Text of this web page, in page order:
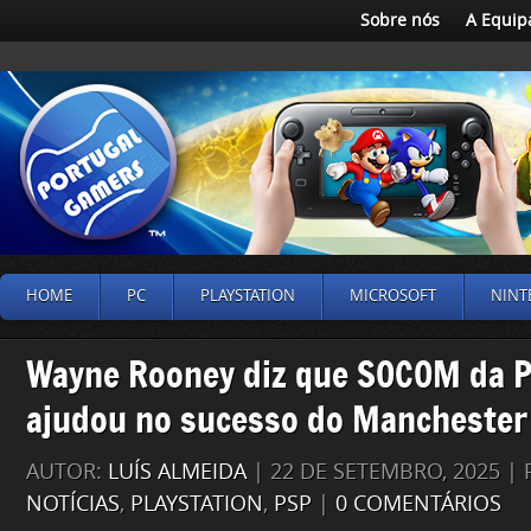
Sobre nós A
HOME PC PLAYSTATION MICROSOFT
Wayne Rooney diz que SOCOM da
ajudou no sucesso do
AUTOR: LUÍS ALMEIDA| 22 DE SETEMBRO, 2025 |
NOTÍCIAS, PLAYSTATION, PSP 0 COMENTÁRIOS